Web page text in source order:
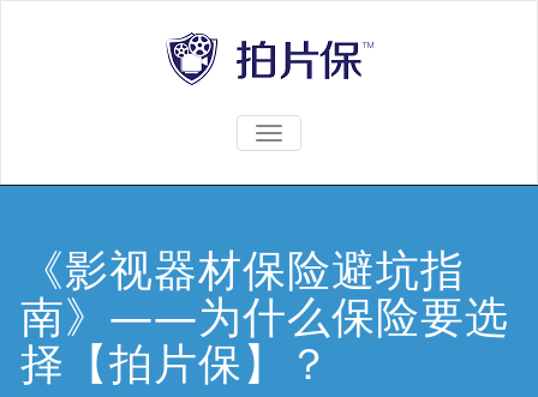
TOGGLE
《影视器材保险避坑指
南》——为什么保险要选
择【拍片保】？